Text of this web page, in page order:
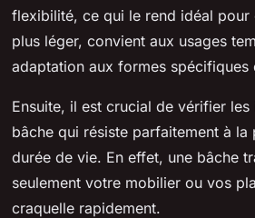
flexibilité, ce qui le rend idéal pour
plus léger, convient aux usages
adaptation aux formes spécifiques
Ensuite, il est crucial de vérifier les
bâche qui résiste parfaitement à
durée de vie. En effet, une bâche
seulement votre mobilier ou vos
craquelle rapidement.